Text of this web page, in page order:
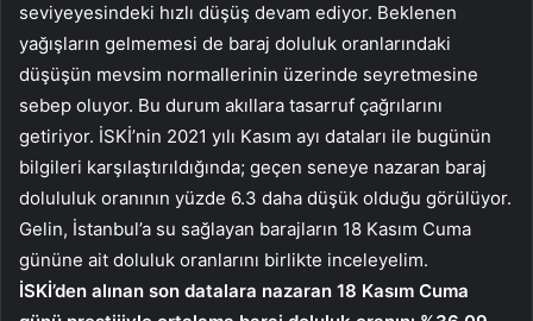
seviyeyesindeki hızlı düşüş devam ediyor. Beklenen
yağışların gelmemesi de baraj doluluk oranlarındaki
düşüşün mevsim normallerinin üzerinde seyretmesine
sebep oluyor. Bu durum akıllara tasarruf çağrılarını
getiriyor. İSKİ’nin 2021 yılı Kasım ayı dataları ile bugünün
bilgileri karşılaştırıldığında; geçen seneye nazaran baraj
dolululuk oranının yüzde 6.3 daha düşük olduğu görülüyor.
Gelin, İstanbul’a su sağlayan barajların 18 Kasım Cuma
gününe ait doluluk oranlarını birlikte inceleyelim.
İSKİ’den alınan son datalara nazaran 18 Kasım Cuma